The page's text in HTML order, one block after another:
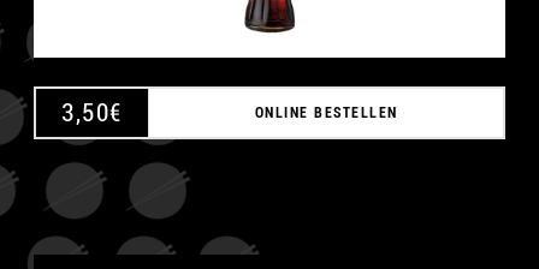
3,50€ ONLINE BESTELLEN